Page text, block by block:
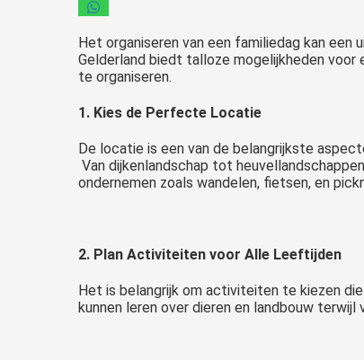
Het organiseren van een familiedag kan een
Gelderland biedt talloze mogelijkheden
te organiseren.
1. Kies de Perfecte Locatie
De locatie is een van de belangrijkste
Van dijkenlandschap tot
ondernemen zoals wandelen, fietsen, en
2. Plan Activiteiten voor Alle Leeftijden
Het is belangrijk om activiteiten te kiezen
kunnen leren over dieren en landbouw